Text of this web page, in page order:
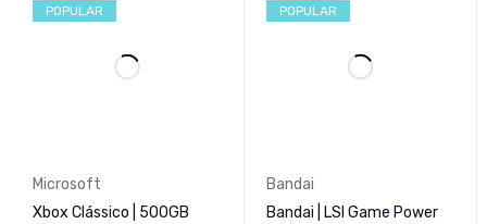
POPULAR
Microsoft
Xbox Clássico | 500GB
POPULAR
Bandai
Bandai | LSI Game Power